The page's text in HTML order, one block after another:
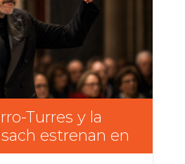
Turres y la
estrenan en
versión de la